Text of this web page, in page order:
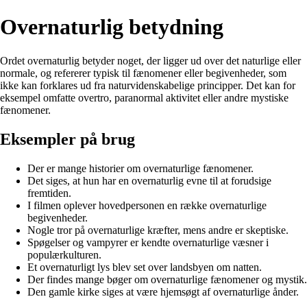
Overnaturlig betydning
Ordet overnaturlig betyder noget, der ligger ud over det naturlige eller
normale, og refererer typisk til fænomener eller begivenheder, som
ikke kan forklares ud fra naturvidenskabelige principper. Det kan for
eksempel omfatte overtro, paranormal aktivitet eller andre mystiske
fænomener.
Eksempler på brug
Der er mange historier om overnaturlige fænomener.
Det siges, at hun har en overnaturlig evne til at forudsige
fremtiden.
I filmen oplever hovedpersonen en række overnaturlige
begivenheder.
Nogle tror på overnaturlige kræfter, mens andre er skeptiske.
Spøgelser og vampyrer er kendte overnaturlige væsner i
populærkulturen.
Et overnaturligt lys blev set over landsbyen om natten.
Der findes mange bøger om overnaturlige fænomener og mystik.
Den gamle kirke siges at være hjemsøgt af overnaturlige ånder.